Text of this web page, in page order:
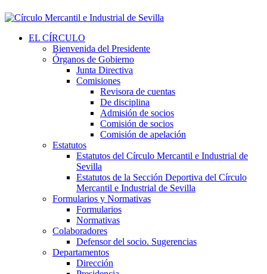
EL CÍRCULO
Bienvenida del Presidente
Órganos de Gobierno
Junta Directiva
Comisiones
Revisora de cuentas
De disciplina
Admisión de socios
Comisión de socios
Comisión de apelación
Estatutos
Estatutos del Círculo Mercantil e Industrial de
Sevilla
Estatutos de la Sección Deportiva del Círculo
Mercantil e Industrial de Sevilla
Formularios y Normativas
Formularios
Normativas
Colaboradores
Defensor del socio. Sugerencias
Departamentos
Dirección